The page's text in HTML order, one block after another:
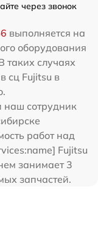
через звонок
выполняется на
оборудования
таких случаях
сц Fujitsu в
наш сотрудник
работ над
Fujitsu
занимает 3
запчастей.